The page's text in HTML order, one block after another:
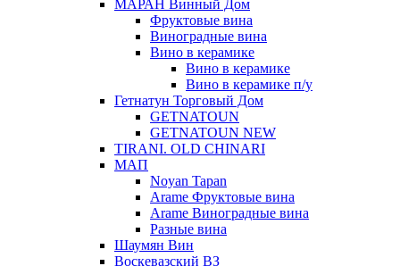
МАРАН Винный Дом
Фруктовые вина
Виноградные вина
Вино в керамике
Вино в керамике
Вино в керамике п/у
Гетнатун Торговый Дом
GETNATOUN
GETNATOUN NEW
TIRANI. OLD CHINARI
МАП
Noyan Tapan
Arame Фруктовые вина
Arame Виноградные вина
Разные вина
Шаумян Вин
Воскевазский ВЗ